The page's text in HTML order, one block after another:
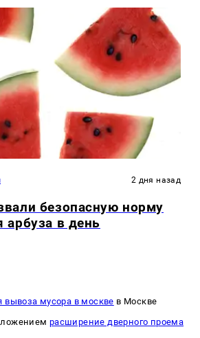
2 дня назад
безопасную норму
арбуза в день
вывоза мусора в москве в Москве
расширение дверного проема